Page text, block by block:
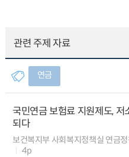
관련 주제 자료
연금
국민연금 보험료 지원제도,
되다
보건복지부 사회복지정책실 연금
4p